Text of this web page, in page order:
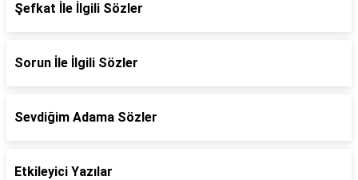
Şefkat İle İlgili Sözler
Sorun İle İlgili Sözler
Sevdiğim Adama Sözler
Etkileyici Yazılar